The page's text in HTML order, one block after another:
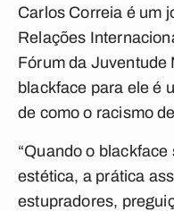
Carlos Correia é um
Relações
Fórum da Juventude
blackface para ele é
de como o racismo
“Quando o
estética, a prática
estupradores,